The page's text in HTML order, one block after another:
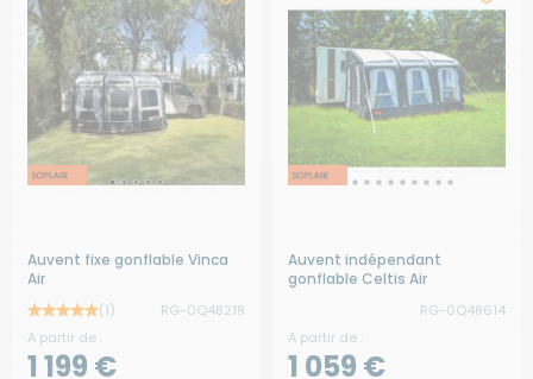
Auvent fixe gonflable Vinca
Air
(1)
RG-0Q48219
A partir de :
1 199 €
Auvent indépendant
gonflable Celtis Air
RG-0Q48614
A partir de :
1 059 €